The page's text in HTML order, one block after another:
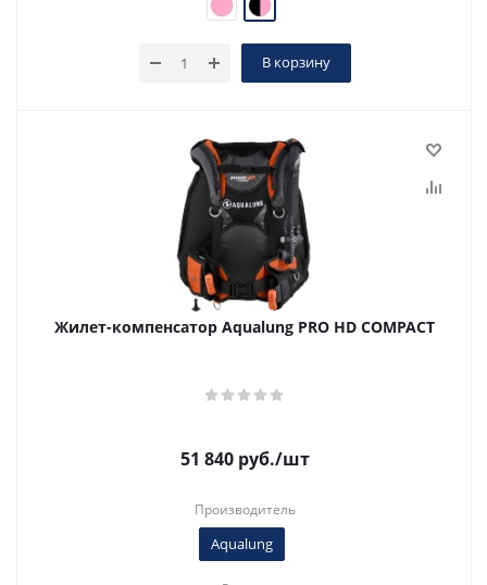
В корзину
Жилет-компенсатор Aqualung PRO HD COMPACT
51 840руб./шт
Производитель
Aqualung